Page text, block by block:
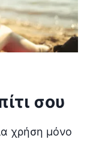
σου
χρήση μόνο